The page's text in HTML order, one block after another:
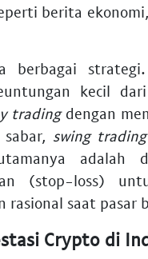
berita
berbagai strategi.
kecil
tradingdengan
swing trading
adalah
(stop-loss)
saat pasar
Crypto di